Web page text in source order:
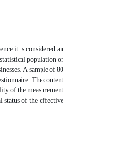
it is considered an
population of
A sample of 80
The content
of the measurement
status of the effective